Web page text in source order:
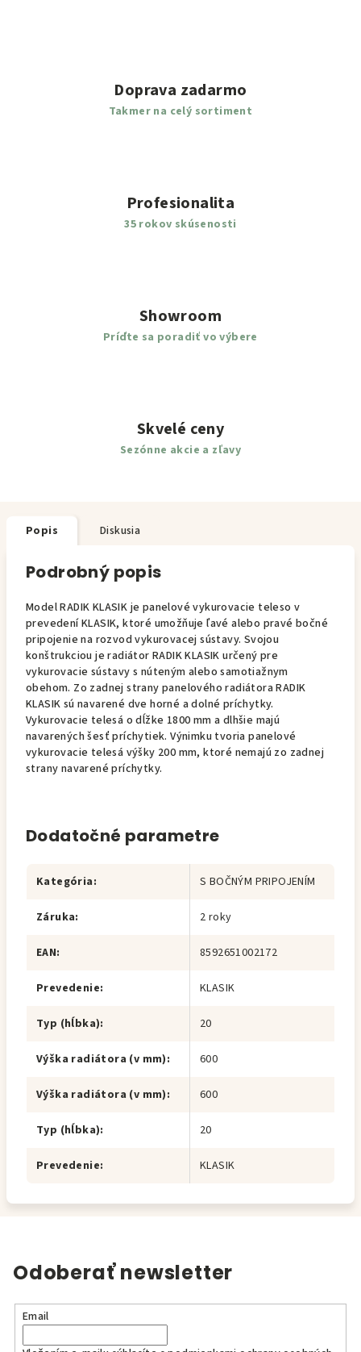
Doprava zadarmo
Takmer na celý sortiment
Profesionalita
35 rokov skúsenosti
Showroom
Príďte sa poradiť vo výbere
Skvelé ceny
Sezónne akcie a zľavy
Popis Diskusia
Podrobný popis
Model RADIK KLASIK je panelové vykurovacie teleso v
prevedení KLASIK, ktoré umožňuje ľavé alebo pravé bočné
pripojenie na rozvod vykurovacej sústavy. Svojou
konštrukciou je radiátor RADIK KLASIK určený pre
vykurovacie sústavy s núteným alebo samotiažnym
obehom. Zo zadnej strany panelového radiátora RADIK
KLASIK sú navarené dve horné a dolné príchytky.
Vykurovacie telesá o dĺžke 1800 mm a dlhšie majú
navarených šesť príchytiek. Výnimku tvoria panelové
vykurovacie telesá výšky 200 mm, ktoré nemajú zo zadnej
strany navarené príchytky.
Dodatočné parametre
Kategória: S BOČNÝM PRIPOJENÍM
Záruka: 2 roky
EAN: 8592651002172
Prevedenie: KLASIK
Typ (hĺbka): 20
Výška radiátora (v mm): 600
Výška radiátora (v mm): 600
Typ (hĺbka): 20
Prevedenie: KLASIK
Odoberať newsletter
Email